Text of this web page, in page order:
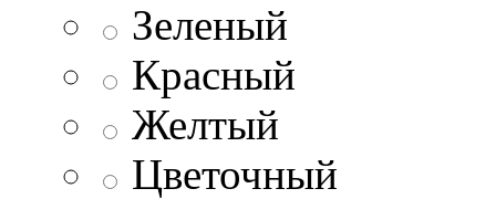
Зеленый
Красный
Желтый
Цветочный